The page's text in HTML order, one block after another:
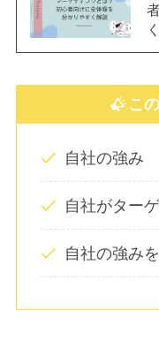
こ
自社の強み
自社がター
自社の強み